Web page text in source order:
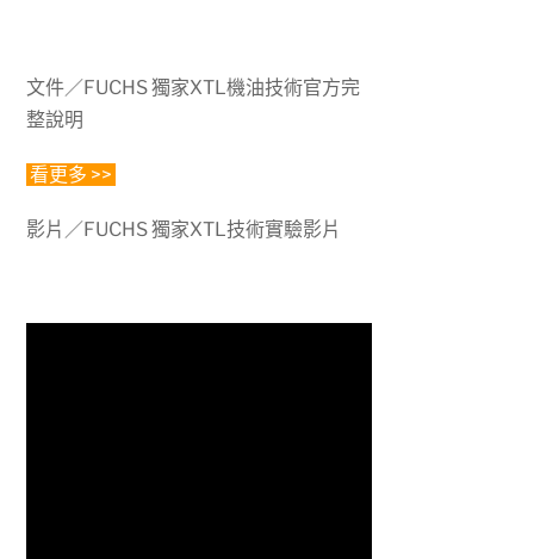
文件／FUCHS 獨家XTL機油技術官方完
整說明
看更多 >>
影片／FUCHS 獨家XTL技術實驗影片